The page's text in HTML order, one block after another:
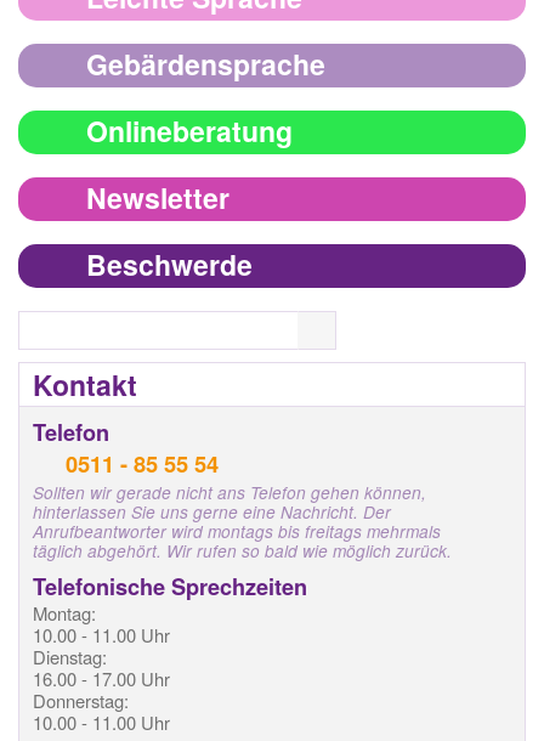
Gebärdensprache
Onlineberatung
Newsletter
Beschwerde
Kontakt
Telefon
0511 - 85 55 54
Sollten wir gerade nicht ans Telefon gehen können,
hinterlassen Sie uns gerne eine Nachricht. Der
Anrufbeantworter wird montags bis freitags mehrmals
täglich abgehört. Wir rufen so bald wie möglich zurück.
Telefonische Sprechzeiten
Montag:
10.00 - 11.00 Uhr
Dienstag:
16.00 - 17.00 Uhr
Donnerstag:
10.00 - 11.00 Uhr